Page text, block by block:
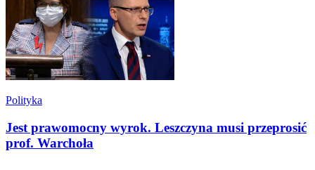
Polityka
Jest prawomocny wyrok. Leszczyna musi przeprosić
prof. Warchoła